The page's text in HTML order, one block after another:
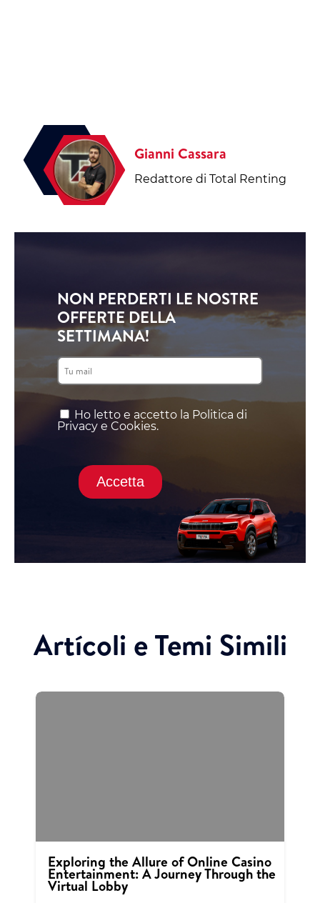
Gianni Cassara
Redattore di Total Renting
NON PERDERTI LE NOSTRE
OFFERTE DELLA
SETTIMANA!
Ho letto e accetto la Politica di
Privacy e Cookies.
Accetta
Artícoli e Temi Simili
Exploring the Allure of Online Casino
Entertainment: A Journey Through the
Virtual Lobby